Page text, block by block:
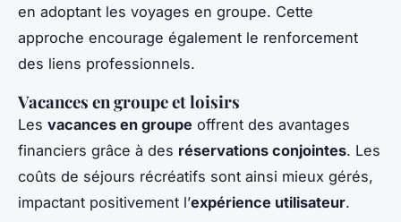
en adoptant les voyages en groupe. Cette
approche encourage également le renforcement
des liens professionnels.
Vacances en groupe et loisirs
Les vacances en groupe offrent des avantages
financiers grâce à des réservations conjointes. Les
coûts de séjours récréatifs sont ainsi mieux gérés,
impactant positivement l’expérience utilisateur.